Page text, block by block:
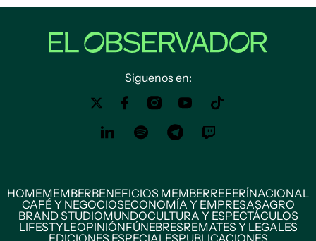
Siguenos en:
HOMEMEMBERBENEFICIOS MEMBERREFERÍNACIONAL
CAFÉ Y NEGOCIOSECONOMÍA Y EMPRESASAGRO
BRAND STUDIOMUNDOCULTURA Y ESPECTÁCULOS
LIFESTYLEOPINIÓNFÚNEBRESREMATES Y LEGALES
EDICIONES ESPECIALESPUBLICACIONES